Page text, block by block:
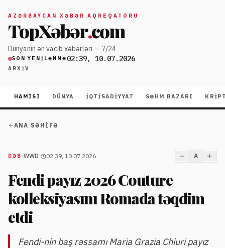
AZƏRBAYCAN XƏBƏR AQREQATORU
TopXəbər.com
Dünyanın ən vacib xəbərləri — 7/24
SON YENILƏNMƏ 02:39, 10.07.2026
ARXIV
HAMISI DÜNYA İQTISADIYYAT SƏHM BAZARI
ANA SƏHIFƏ
DƏB WWD 02:39, 10.07.2026 A
Fendi payız 2026 Couture
kolleksiyasını Romada təqdim
etdi
Fendi-nin baş rəssamı Maria Grazia Chiuri payız